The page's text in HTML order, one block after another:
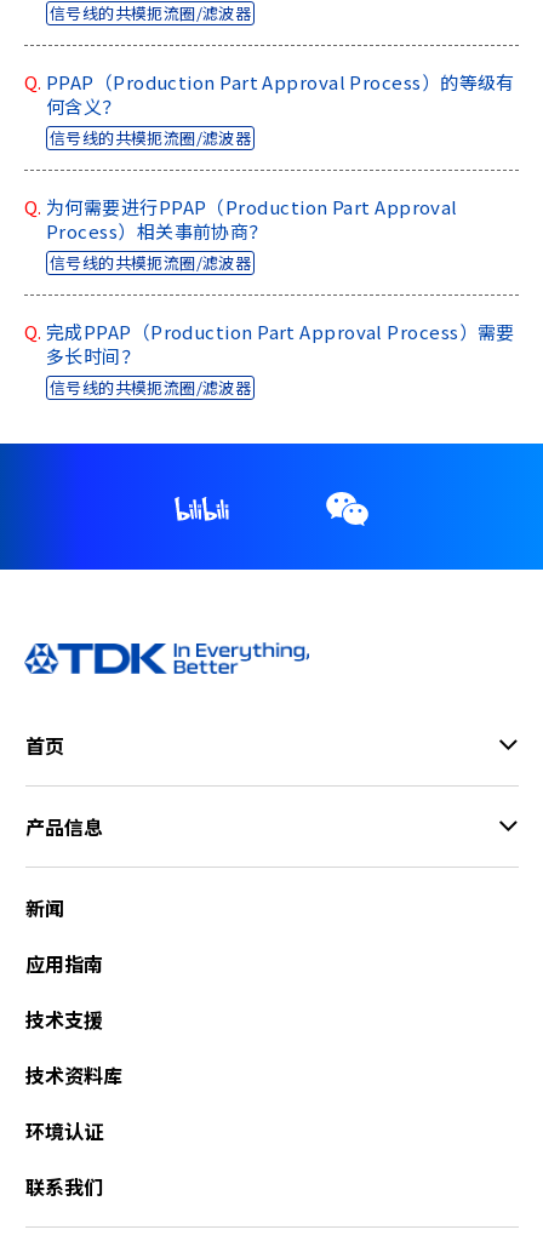
信号线的共模扼流圈/滤波器
Q. PPAP（Production Part Approval Process）的等级有
何含义？
信号线的共模扼流圈/滤波器
Q. 为何需要进行PPAP（Production Part Approval
Process）相关事前协商？
信号线的共模扼流圈/滤波器
Q. 完成PPAP（Production Part Approval Process）需要
多长时间？
信号线的共模扼流圈/滤波器
首页
产品信息
新闻
应用指南
技术支援
技术资料库
环境认证
联系我们